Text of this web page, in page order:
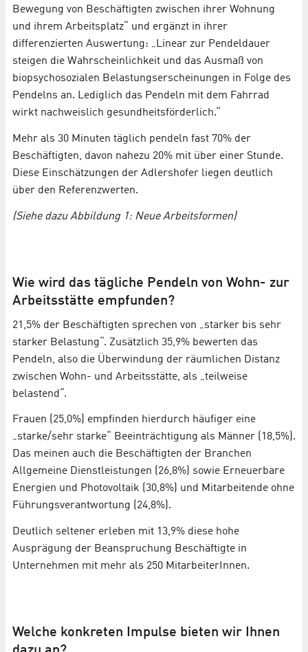
Bewegung von Beschäftigten zwischen ihrer Wohnung
und ihrem Arbeitsplatz“ und ergänzt in ihrer
differenzierten Auswertung: „Linear zur Pendeldauer
steigen die Wahrscheinlichkeit und das Ausmaß von
biopsychosozialen Belastungserscheinungen in Folge des
Pendelns an. Lediglich das Pendeln mit dem Fahrrad
wirkt nachweislich gesundheitsförderlich.“
Mehr als 30 Minuten täglich pendeln fast 70% der
Beschäftigten, davon nahezu 20% mit über einer Stunde.
Diese Einschätzungen der Adlershofer liegen deutlich
über den Referenzwerten.
(Siehe dazu Abbildung 1: Neue Arbeitsformen)
Wie wird das tägliche Pendeln von Wohn- zur
Arbeitsstätte empfunden?
21,5% der Beschäftigten sprechen von „starker bis sehr
starker Belastung“. Zusätzlich 35,9% bewerten das
Pendeln, also die Überwindung der räumlichen Distanz
zwischen Wohn- und Arbeitsstätte, als „teilweise
belastend“.
Frauen (25,0%) empfinden hierdurch häufiger eine
„starke/sehr starke“ Beeinträchtigung als Männer (18,5%).
Das meinen auch die Beschäftigten der Branchen
Allgemeine Dienstleistungen (26,8%) sowie Erneuerbare
Energien und Photovoltaik (30,8%) und Mitarbeitende ohne
Führungsverantwortung (24,8%).
Deutlich seltener erleben mit 13,9% diese hohe
Ausprägung der Beanspruchung Beschäftigte in
Unternehmen mit mehr als 250 MitarbeiterInnen.
Welche konkreten Impulse bieten wir Ihnen